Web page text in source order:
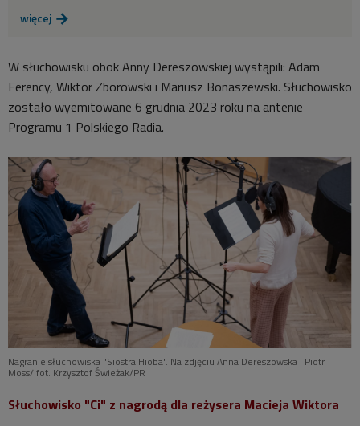
więcej 
W słuchowisku obok Anny Dereszowskiej wystąpili: Adam
Ferency, Wiktor Zborowski i Mariusz Bonaszewski. Słuchowisko
zostało wyemitowane 6 grudnia 2023 roku na antenie
Programu 1 Polskiego Radia.
Nagranie słuchowiska "Siostra Hioba". Na zdjęciu Anna Dereszowska i Piotr
Moss/ fot. Krzysztof Świeżak/PR
Słuchowisko "Ci" z nagrodą dla reżysera Macieja Wiktora